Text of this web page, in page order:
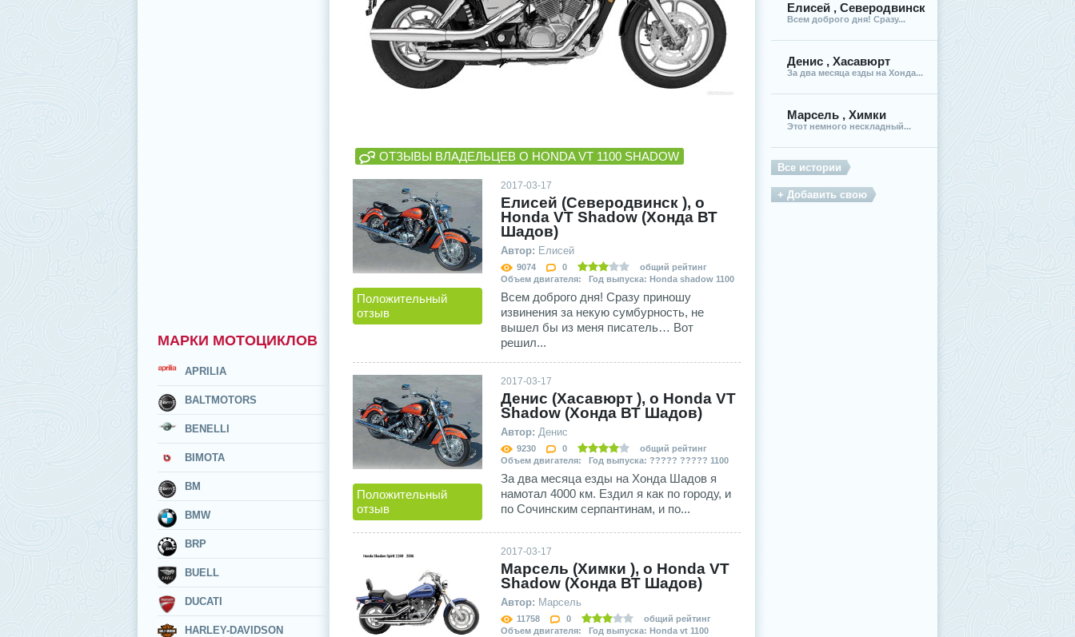
МАРКИ МОТОЦИКЛОВ
APRILIA
BALTMOTORS
BENELLI
BIMOTA
BM
BMW
BRP
BUELL
DUCATI
HARLEY-DAVIDSON
ОТЗЫВЫ ВЛАДЕЛЬЦЕВ О HONDA VT 1100 SHADOW
Положительный
отзыв
2017-03-17
Елисей (Северодвинск ), о
Honda VT Shadow (Хонда ВТ
Шадов)
Автор: Елисей
9074 0
общий рейтинг
Объем двигателя: Год выпуска: Honda shadow 1100
Всем доброго дня! Сразу приношу
извинения за некую сумбурность, не
вышел бы из меня писатель… Вот
решил...
Положительный
отзыв
2017-03-17
Денис (Хасавюрт ), о Honda VT
Shadow (Хонда ВТ Шадов)
Автор: Денис
9230 0
общий рейтинг
Объем двигателя: Год выпуска: ????? ????? 1100
За два месяца езды на Хонда Шадов я
намотал 4000 км. Ездил я как по городу, и
по Сочинским серпантинам, и по...
2017-03-17
Марсель (Химки ), о Honda VT
Shadow (Хонда ВТ Шадов)
Автор: Марсель
11758 0
общий рейтинг
Объем двигателя: Год выпуска: Honda vt 1100
Елисей , Северодвинск
Всем доброго дня! Сразу...
Денис , Хасавюрт
За два месяца езды на Хонда...
Марсель , Химки
Этот немного нескладный...
Все истории
+ Добавить свою